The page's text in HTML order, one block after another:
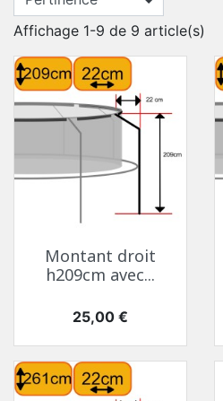
Affichage 1-9 de 9 article(s)
Montant droit
h209cm avec...
Prix
25,00 €